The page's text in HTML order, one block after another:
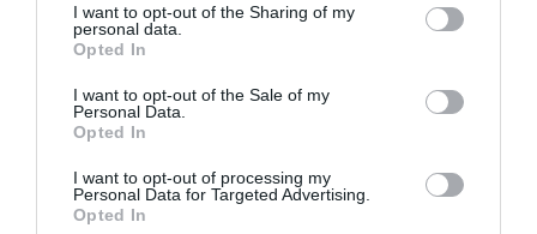
not limited to your visit or usage behaviour. You may click to
grant or deny consent to Google and its third-party tags to
use your data for below specified purposes in below Google
consent section.
I want to opt-out of the Sharing of my
personal data.
Opted In
I want to opt-out of the Sale of my
Personal Data.
Opted In
I want to opt-out of processing my
Personal Data for Targeted Advertising.
Opted In
Η μυστική συνάντηση του
Πεζεσκιάν με τον Χαμενεΐ στο
πίσω μέρος αυτοκινήτου με φιμέ
τζάμια
Μυστική συνάντηση πραγματοποίησαν ο Πρόεδρος